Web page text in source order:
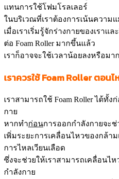
แทนการใช้โฟมโรลเลอร์
ในบริเวณที่เราต้องการเน้นความ
เมื่อเราเริ่มรู้จักร่างกายของเราแ
ต่อ Foam Roller มากขึ้นแล้ว
เราก็อาจจะใช้เวลาน้อยลงหรือมา
เราควรใช้ Foam Rollerตอนไ
เราสามารถใช้ Foam Roller ได้ทั้
กาย
หากทำก่อนการออกกำลังกายจะ
เพิ่มระยะการเคลื่อนไหวของกล้า
การไหลเวียนเลือด
ซึ่งจะช่วยให้เราสามารถเคลื่อนไ
กำลังกาย